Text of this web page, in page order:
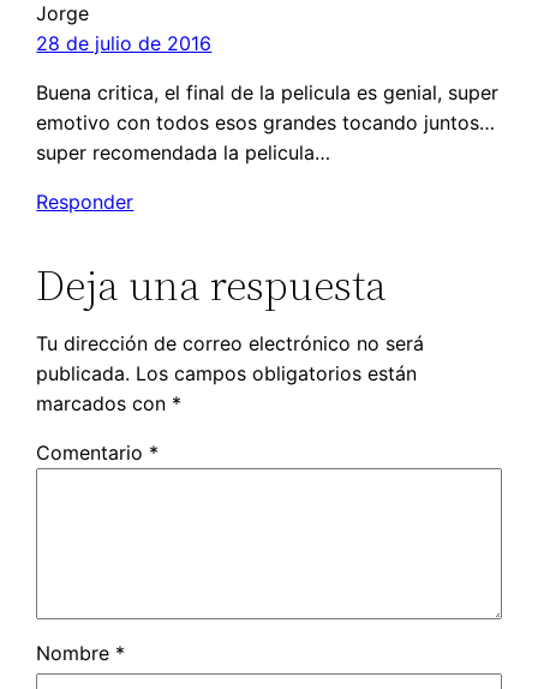
Jorge
28 de julio de 2016
Buena critica, el final de la pelicula es genial, super
emotivo con todos esos grandes tocando juntos…
super recomendada la pelicula…
Responder
Deja una respuesta
Tu dirección de correo electrónico no será
publicada. Los campos obligatorios están
marcados con *
Comentario *
Nombre *